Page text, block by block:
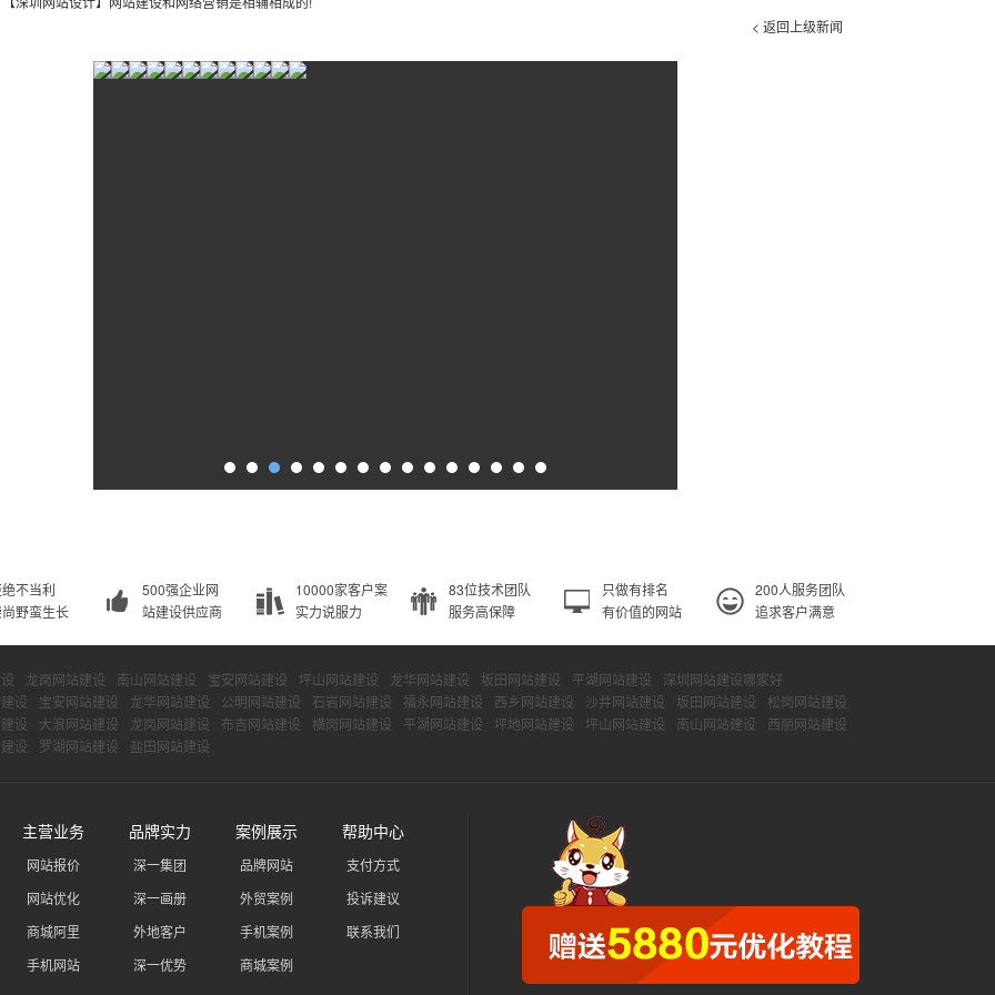
< 返回上级新闻
不当利
野蛮生长
500强企业网
站建设供应商
10000家客户案
实力说服力
83位技术团队
服务高保障
只做有排名
有价值的网站
200人服务团队
追求客户满意
龙岗网站建设 南山网站建设 宝安网站建设 坪山网站建设 龙华网站建设 坂田网站建设 平湖网站建设
深圳网站建设哪家好
设
宝安网站建设 龙华网站建设 公明网站建设 石岩网站建设 福永网站建设 西乡网站建设 沙井网站建设 坂田网站建设
松岗网站建设
设
大浪网站建设 龙岗网站建设 布吉网站建设 横岗网站建设 平湖网站建设 坪地网站建设 坪山网站建设 南山网站建设
西丽网站建设
设
罗湖网站建设 盐田网站建设
主营业务
网站报价
网站优化
商城阿里
手机网站
品牌实力
深一集团
深一画册
外地客户
深一优势
案例展示
品牌网站
外贸案例
手机案例
商城案例
帮助中心
支付方式
投诉建议
联系我们